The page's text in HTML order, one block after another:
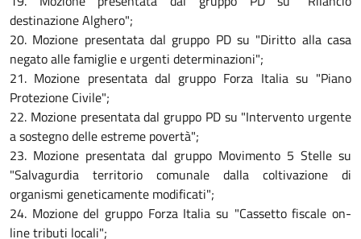
destinazione Alghero";
20. Mozione presentata dal gruppo PD su "Diritto alla casa
negato alle famiglie e urgenti determinazioni";
21. Mozione presentata dal gruppo Forza Italia su "Piano
Protezione Civile";
22. Mozione presentata dal gruppo PD su "Intervento urgente
a sostegno delle estreme povertà";
23. Mozione presentata dal gruppo Movimento 5 Stelle su
"Salvagurdia territorio comunale dalla coltivazione di
organismi geneticamente modificati";
24. Mozione del gruppo Forza Italia su "Cassetto fiscale on-
line tributi locali";